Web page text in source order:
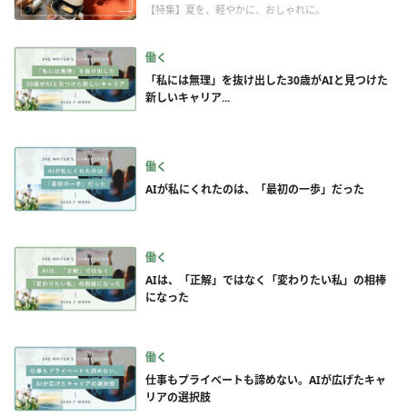
【特集】夏を、軽やかに、おしゃれに。
働く
「私には無理」を抜け出した30歳がAIと見つけた
新しいキャリア...
働く
AIが私にくれたのは、「最初の一歩」だった
働く
AIは、「正解」ではなく「変わりたい私」の相棒
になった
働く
仕事もプライベートも諦めない。AIが広げたキャ
リアの選択肢